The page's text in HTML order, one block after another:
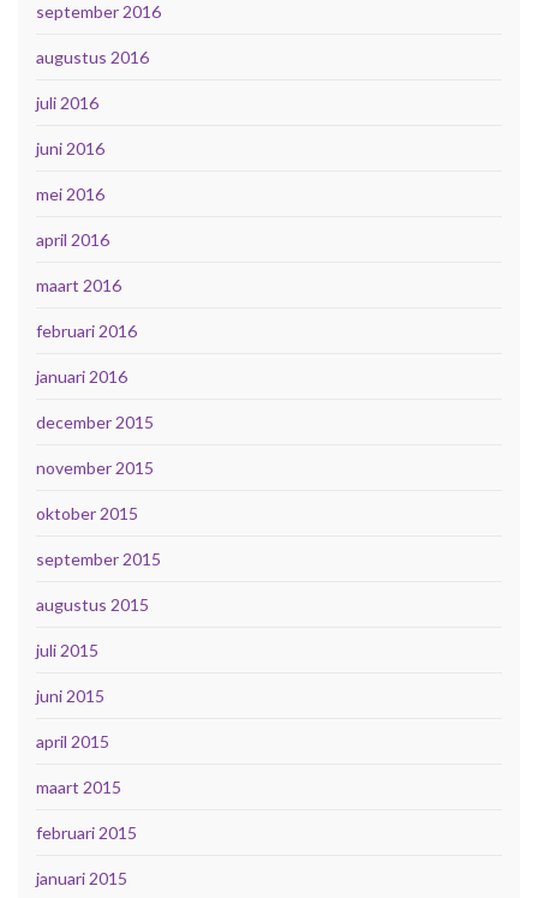
september 2016
augustus 2016
juli 2016
juni 2016
mei 2016
april 2016
maart 2016
februari 2016
januari 2016
december 2015
november 2015
oktober 2015
september 2015
augustus 2015
juli 2015
juni 2015
april 2015
maart 2015
februari 2015
januari 2015